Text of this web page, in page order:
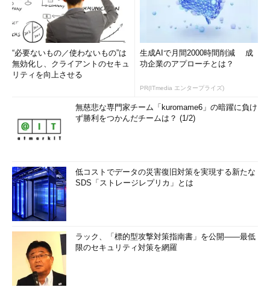
“必要ないもの／使わないもの”は
無効化し、クライアントのセキュ
リティを向上させる
生成AIで月間2000時間削減 成
功企業のアプローチとは？
PR(ITmedia エンタープライズ)
無慈悲な専門家チーム「kuromame6」の暗躍に負け
ず勝利をつかんだチームは？ (1/2)
低コストでデータの災害復旧対策を実現する新たな
SDS「ストレージレプリカ」とは
ラック、「標的型攻撃対策指南書」を公開――最低
限のセキュリティ対策を網羅